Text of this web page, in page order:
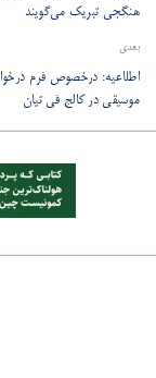
هنگجی تبریک می‌گویند
بعدی
اطلاعیه: درخصوص فرم
موسیقی در کالج فی تیان